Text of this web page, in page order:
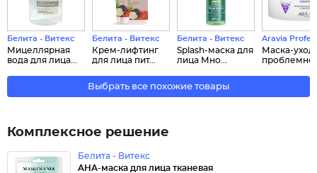
Белита - Витекс
Мицеллярная
вода для лица...
Белита - Витекс
Крем-лифтинг
для лица пит...
Белита - Витекс
Splash-маска для
лица Мно...
Aravia
Маска-уход
Выбрать все похожие товары
Комплексное решение
Белита - Витекс
AHA-маска для лица тканевая